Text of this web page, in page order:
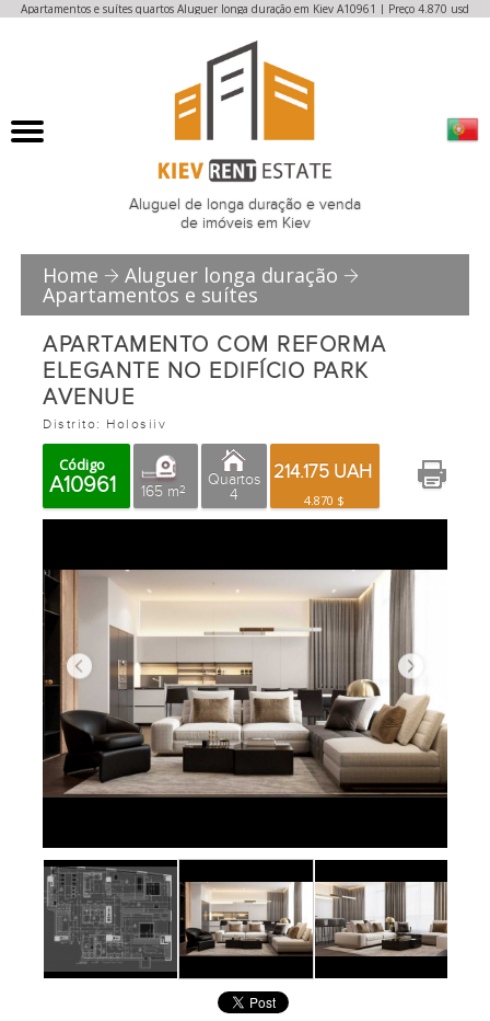
Apartamentos e suítes quartos Aluguer longa duração em Kiev A10961 | Preço 4.870 usd
Aluguel de longa duração e venda
de imóveis em Kiev
Home Aluguer longa duração
Apartamentos e suítes
APARTAMENTO COM REFORMA
ELEGANTE NO EDIFÍCIO PARK
AVENUE
Distrito: Holosiiv
Código
A10961 165 m2
Quartos
4
214.175 UAH
4.870 $